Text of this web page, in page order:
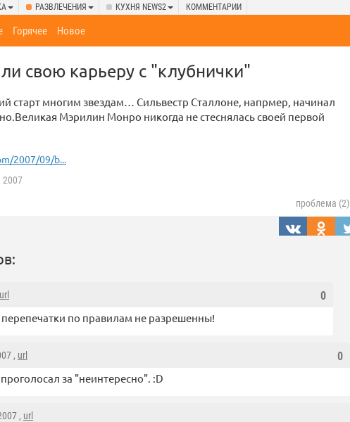
РАЗВЛЕЧЕНИЯ КУХНЯ NEWS2 КОММЕНТАРИИ
Горячее Новое
свою карьеру с "клубнички"
старт многим звездам… Сильвестр Сталлоне, напрмер, начинал
Мэрилин Монро никогда не стеснялась своей первой
2007/09/b...
2007
проблема (2)
0
url
по правилам не разрешенны!
0
, url
за "неинтересно". :D
, url